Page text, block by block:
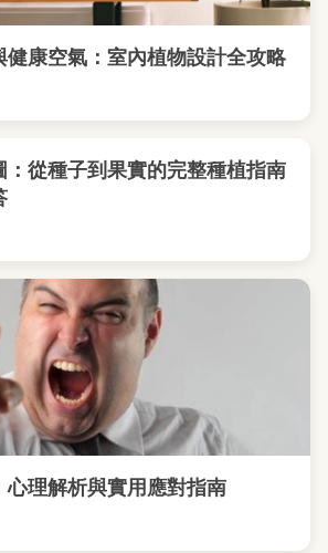
健康空氣：室內植物設計全攻略
：從種子到果實的完整種植指南
心理解析與實用應對指南